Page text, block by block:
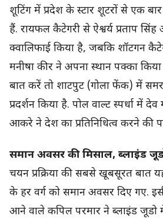
शूटिंग में प्रदेश के स्टार शूटरों से एक
हैं. रायफल कैटेगरी से ऐश्वर्य प्रताप
क्वालिफाई किया है, जबकि शॉटगन
मनीषा कीर ने अपना स्थान पक्का
बात करें तो शाटपुट (गोला फेंक) में
प्रदर्शन किया है. पोल वाल्ट स्पर्धा में
आकरे ने देश का प्रतिनिधित्व करने की
समान अवसर की मिसाल, ब्लाइंड
चयन प्रक्रिया की सबसे खूबसूरत बात
के हर वर्ग को समान अवसर दिए गए.
आने वाले कपिल परमार ने ब्लाइंड जूडो